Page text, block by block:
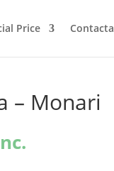
Price Contacta
– Monari